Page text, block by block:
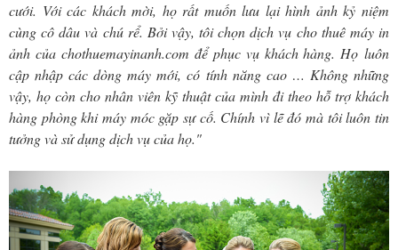
cưới. Với các khách mời, họ rất muốn lưu lại hình ảnh kỷ niệm
cùng cô dâu và chú rể. Bởi vậy, tôi chọn dịch vụ cho thuê máy in
ảnh của chothuemayinanh.com để phục vụ khách hàng. Họ luôn
cập nhập các dòng máy mới, có tính năng cao … Không những
vậy, họ còn cho nhân viên kỹ thuật của mình đi theo hỗ trợ khách
hàng phòng khi máy móc gặp sự cố. Chính vì lẽ đó mà tôi luôn tin
tưởng và sử dụng dịch vụ của họ."